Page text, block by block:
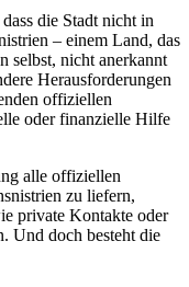
die Stadt nicht in
– einem Land, das
selbst, nicht anerkannt
Herausforderungen
offiziellen
oder finanzielle Hilfe
alle offiziellen
zu liefern,
private Kontakte oder
Und doch besteht die